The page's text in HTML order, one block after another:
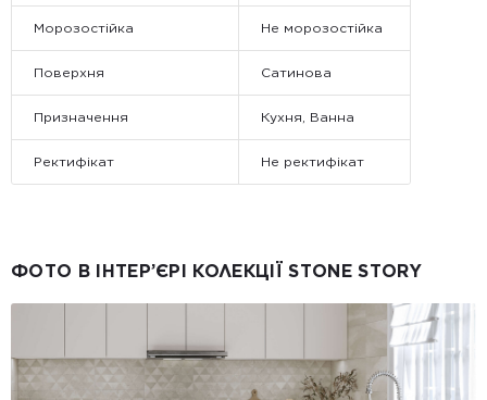
Морозостійка Не морозостійка
Поверхня Сатинова
Призначення Кухня, Ванна
Ректифікат Не ректифікат
ФОТО В ІНТЕР’ЄРІ КОЛЕКЦІЇ STONE STORY